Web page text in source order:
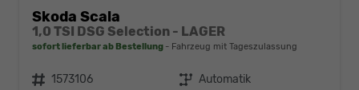
Skoda Scala
1,0 TSI DSG Selection - LAGER
sofort lieferbar ab Bestellung Fahrzeug mit Tageszulassung
Fahrzeugnr. 1573106 Getriebe Automatik